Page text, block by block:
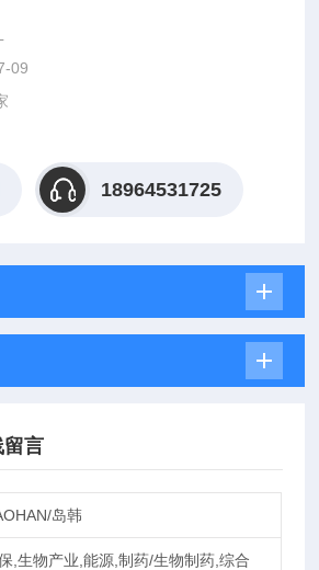
养也可作静态培养，在生物、分子、医
等研究、应用领域有着广泛而重要的应
09
18964531725
留言
岛韩
,生物产业,能源,制药/生物制药,综合